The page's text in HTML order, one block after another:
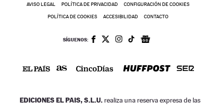
AVISO LEGAL POLÍTICA DE PRIVACIDAD CONFIGURACIÓN DE COOKIES
POLÍTICA DE COOKIES ACCESIBILIDAD CONTACTO
SÍGUENOS:
EDICIONES EL PAIS, S.L.U. realiza una reserva expresa de las